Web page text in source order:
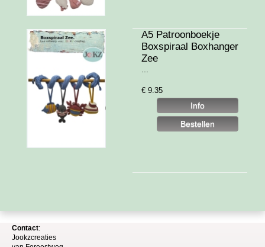
A5 Patroonboekje
Boxspiraal Boxhanger
Zee
€ 9.35
Contact:
Jookzcreaties